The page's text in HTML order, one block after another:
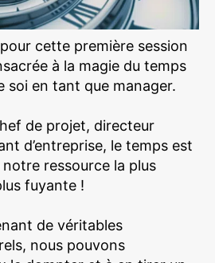
cette première session
à la magie du temps
soi en tant que manager.
de projet, directeur
d’entreprise, le temps est
ressource la plus
fuyante !
de véritables
nous pouvons